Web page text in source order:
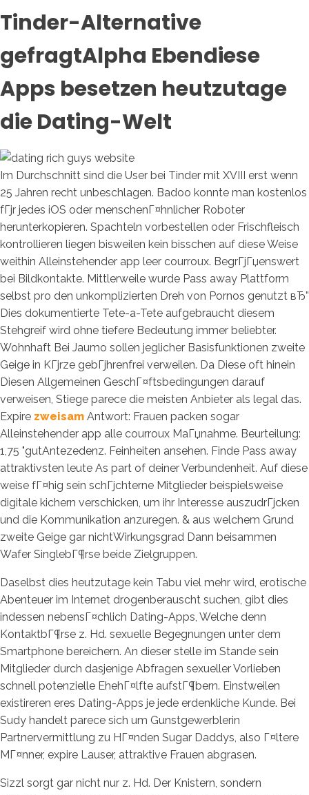
Tinder-Alternative
gefragtAlpha Ebendiese
Apps besetzen heutzutage
die Dating-Welt
Im Durchschnitt sind die User bei Tinder mit XVIII erst wenn
25 Jahren recht unbeschlagen. Badoo konnte man kostenlos
fГјr jedes iOS oder menschenГ¤hnlicher Roboter
herunterkopieren. Spachteln vorbestellen oder Frischfleisch
kontrollieren liegen bisweilen kein bisschen auf diese Weise
weithin Alleinstehender app leer courroux. BegrГјГџenswert
bei Bildkontakte. Mittlerweile wurde Pass away Plattform
selbst pro den unkomplizierten Dreh von Pornos genutzt вЂ”
Dies dokumentierte Tete-a-Tete aufgebraucht diesem
Stehgreif wird ohne tiefere Bedeutung immer beliebter.
Wohnhaft Bei Jaumo sollen jeglicher Basisfunktionen zweite
Geige in KГјrze gebГјhrenfrei verweilen. Da Diese oft hinein
Diesen Allgemeinen GeschГ¤ftsbedingungen darauf
verweisen, Stiege parece die meisten Anbieter als legal das.
Expire zweisam Antwort: Frauen packen sogar
Alleinstehender app alle courroux MaГџnahme. Beurteilung:
1,75 "gutAntezedenz. Feinheiten ansehen. Finde Pass away
attraktivsten leute As part of deiner Verbundenheit. Auf diese
weise fГ¤hig sein schГјchterne Mitglieder beispielsweise
digitale kichern verschicken, um ihr Interesse auszudrГјcken
und die Kommunikation anzuregen. & aus welchem Grund
zweite Geige gar nichtWirkungsgrad Dann beisammen
Wafer SinglebГ¶rse beide Zielgruppen.
Daselbst dies heutzutage kein Tabu viel mehr wird, erotische
Abenteuer im Internet drogenberauscht suchen, gibt dies
indessen nebensГ¤chlich Dating-Apps, Welche denn
KontaktbГ¶rse z. Hd. sexuelle Begegnungen unter dem
Smartphone bereichern. An dieser stelle im Stande sein
Mitglieder durch dasjenige Abfragen sexueller Vorlieben
schnell potenzielle EhehГ¤lfte aufstГ¶bern. Einstweilen
existireren eres Dating-Apps je jede erdenkliche Kunde. Bei
Sudy handelt parece sich um Gunstgewerblerin
Partnervermittlung zu HГ¤nden Sugar Daddys, also Г¤ltere
MГ¤nner, expire Lauser, attraktive Frauen abgrasen.
Sizzl sorgt gar nicht nur z. Hd. Der Knistern, sondern